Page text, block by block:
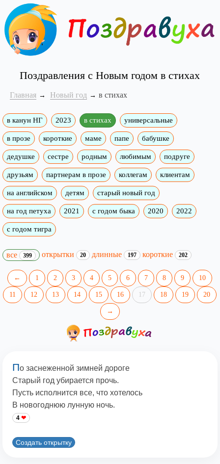
Поздравления с Новым годом в стихах
Главная Новый год в стихах
в канун НГ 2023 в стихах универсальные
в прозе короткие маме папе бабушке
дедушке сестре родным любимым подруге
друзьям партнерам в прозе коллегам клиентам
на английском детям старый новый год
на год петуха 2021 с годом быка 2020 2022
с годом тигра
все 399 открытки 20 длинные 197 короткие 202
← 1 2 3 4 5 6 7 8 9 10
11 12 13 14 15 16 17 18 19 20
→
По заснеженной зимней дороге
Старый год убирается прочь.
Пусть исполнится все, что хотелось
В новогоднюю лунную ночь.
4
Создать открытку